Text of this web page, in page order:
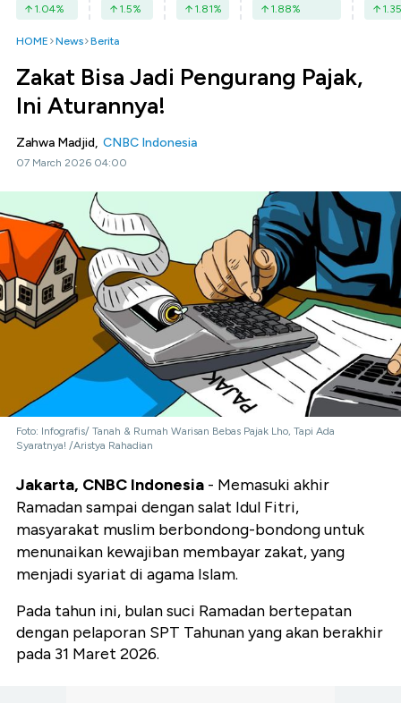
1.04% 1.5% 1.81% 1.88% 1.35
HOME News Berita
Zakat Bisa Jadi Pengurang Pajak,
Ini Aturannya!
Zahwa Madjid, CNBC Indonesia
07 March 2026 04:00
Foto: Infografis/ Tanah & Rumah Warisan Bebas Pajak Lho, Tapi Ada
Syaratnya! /Aristya Rahadian
Jakarta, CNBC Indonesia - Memasuki akhir
Ramadan sampai dengan salat Idul Fitri,
masyarakat muslim berbondong-bondong untuk
menunaikan kewajiban membayar zakat, yang
menjadi syariat di agama Islam.
Pada tahun ini, bulan suci Ramadan bertepatan
dengan pelaporan SPT Tahunan yang akan berakhir
pada 31 Maret 2026.